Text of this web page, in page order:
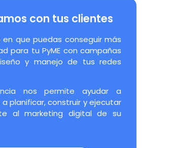
con tus clientes
que puedas conseguir más
para tu PyME con campañas
y manejo de tus redes
nos permite ayudar a
planificar, construir y ejecutar
al marketing digital de su